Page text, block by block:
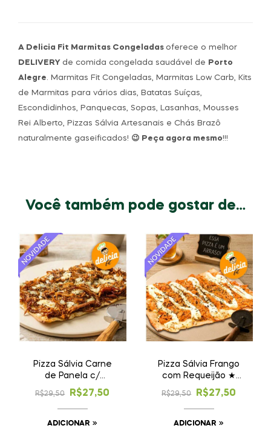
A Delicia Fit Marmitas Congeladas oferece o melhor
DELIVERY de comida congelada saudável de
Porto
Alegre. Marmitas Fit Congeladas, Marmitas Low Carb, Kits
de Marmitas para vários dias, Batatas Suíças,
Escondidinhos, Panquecas, Sopas, Lasanhas, Mousses
Rei Alberto, Pizzas Sálvia Artesanais e Chás Brazô
naturalmente gaseificados! 😉 Peça agora mesmo!!!
Você também pode gostar de…
Pizza Sálvia Carne
de Panela c/
Gorgonzola ★
Novidade!
R$29,50 R$27,50
ADICIONAR
Pizza Sálvia Frango
com Requeijão ★
Novidade!
R$29,50 R$27,50
ADICIONAR